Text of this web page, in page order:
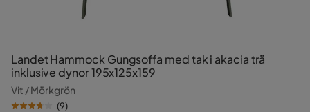
Landet Hammock Gungsoffa med tak i akacia trä
inklusive dynor 195x125x159
Vit / Mörkgrön
(9)